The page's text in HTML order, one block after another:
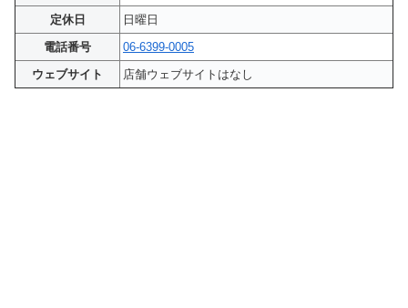
定休日
日曜日
電話番号
06-6399-0005
ウェブサイト
店舗ウェブサイトはなし